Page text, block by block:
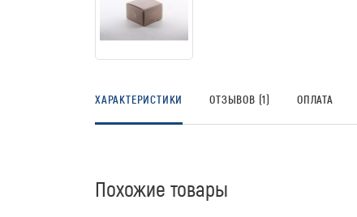
ХАРАКТЕРИСТИКИ ОТЗЫВОВ (1) ОПЛАТА
Похожие товары